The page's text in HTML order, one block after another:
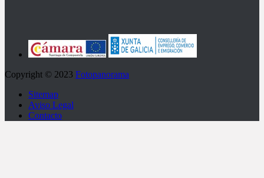
Copyright © 2023 Fotopanorama
Sitemap
Aviso Legal
Contacto